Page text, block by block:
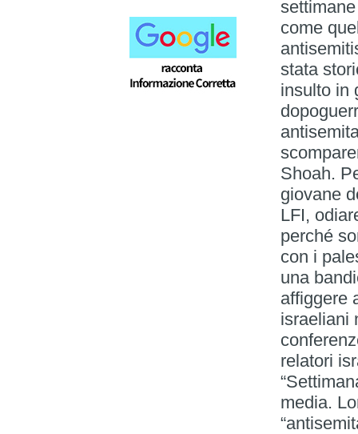
come
stata
insulto in
Shoah.
giovane
LFI,
perché
con i
una
affiggere
israeliani
relatori
media.